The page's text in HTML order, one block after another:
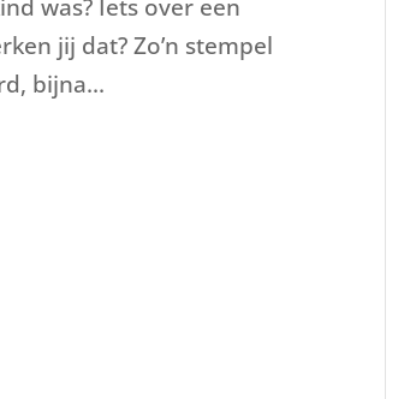
was? Iets over een
jij dat? Zo’n stempel
bijna...